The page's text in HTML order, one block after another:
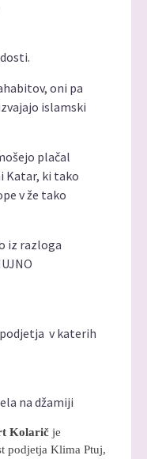
oni pa
islamski
plačal
Katar, ki tako
v že tako
iz razloga
v katerih
na džamiji
Kolarič je
podjetja Klima Ptuj,